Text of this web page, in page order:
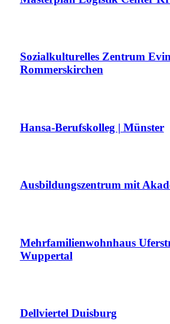
Sozialkulturelles Zentrum
Rommerskirchen
Hansa-Berufskolleg | Münster
Ausbildungszentrum mit
Mehrfamilienwohnhaus
Wuppertal
Dellviertel Duisburg